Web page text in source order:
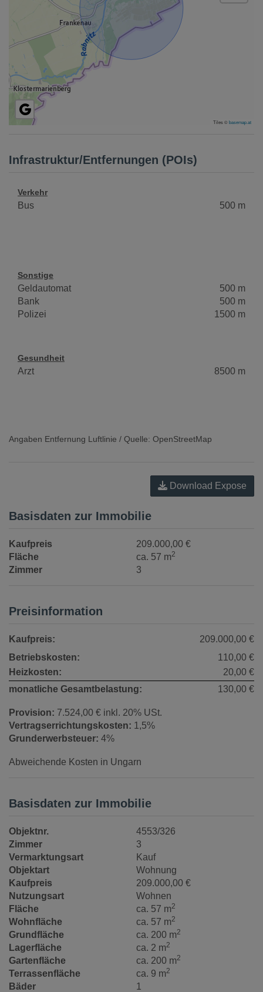
Tiles ©basemap.at
Infrastruktur/Entfernungen (POIs)
Verkehr
Bus 500 m
Sonstige
Geldautomat
500 m
Bank
500 m
Polizei
1500 m
Gesundheit
Arzt 8500 m
Angaben Entfernung Luftlinie / Quelle: OpenStreetMap
Download Expose
Basisdaten zur Immobilie
Kaufpreis
209.000,00 €
Fläche
ca. 57 m2
Zimmer 3
Preisinformation
Kaufpreis:
209.000,00 €
Betriebskosten:
110,00 €
Heizkosten:
20,00 €
monatliche Gesamtbelastung:
130,00 €
Provision: 7.524,00 € inkl. 20% USt.
Vertragserrichtungskosten: 1,5%
Grunderwerbsteuer: 4%
Abweichende Kosten in Ungarn
Basisdaten zur Immobilie
Objektnr.
4553/326
Zimmer
3
Vermarktungsart
Kauf
Objektart
Wohnung
Kaufpreis
209.000,00 €
Nutzungsart
Wohnen
Fläche
ca. 57 m2
Wohnfläche ca. 57 m2
Grundfläche ca. 200 m2
Lagerfläche ca. 2 m2
Gartenfläche ca. 200 m2
Terrassenfläche ca. 9 m2
Bäder
1